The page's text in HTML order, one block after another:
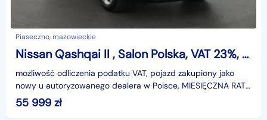
Piaseczno, mazowieckie
Nissan Qashqai II , Salon Polska, VAT 23%, Klimatronic, Tempomat,
możliwość odliczenia podatku VAT, pojazd zakupiony jako
nowy u autoryzowanego dealera w Polsce, MIESIĘCZNA RATA
NA TEN SAMOCHÓD JUŻ OD 333 PLN*Podana w ogłosze
55 999 zł